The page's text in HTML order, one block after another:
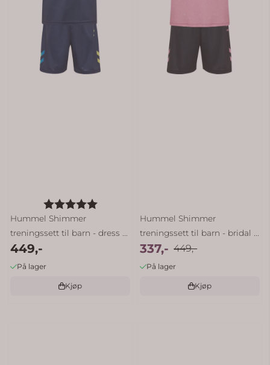
Karakter: 5.0 av 5 mulige
Hummel Shimmer
treningssett til barn - dress ...
449,-
På lager
Kjøp
Hummel Shimmer
treningssett til barn - bridal ...
337,- 449,-
På lager
Kjøp